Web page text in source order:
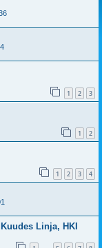
1 2 3
1 2
1 2 3 4
Linja, HKI